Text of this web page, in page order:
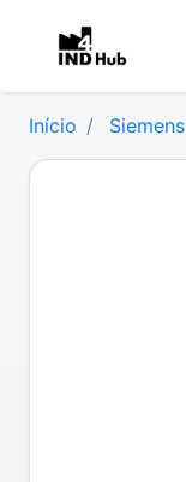
Início Siemens